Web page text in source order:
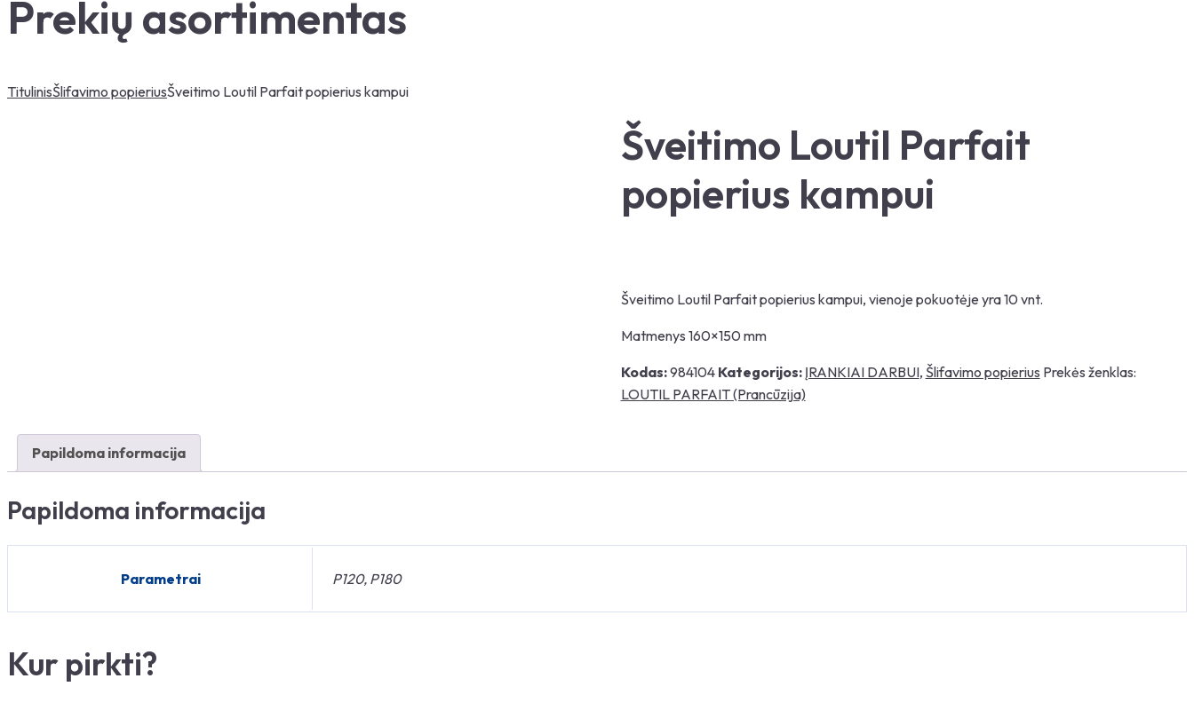
Prekių asortimentas
TitulinisŠlifavimo popieriusŠveitimo Loutil Parfait popierius kampui
Šveitimo Loutil Parfait
popierius kampui
Šveitimo Loutil Parfait popierius kampui, vienoje pokuotėje yra 10 vnt.
Matmenys 160×150 mm
Kodas:984104 Kategorijos: ĮRANKIAI DARBUI, Šlifavimo popierius Prekės ženklas:
LOUTIL PARFAIT (Prancūzija)
Papildoma informacija
Papildoma informacija
Parametrai P120, P180
Kur pirkti?